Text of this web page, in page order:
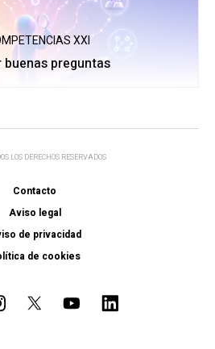
XXI
preguntas
LOS DERECHOS RESERVADOS
Contacto
Aviso legal
de privacidad
de cookies